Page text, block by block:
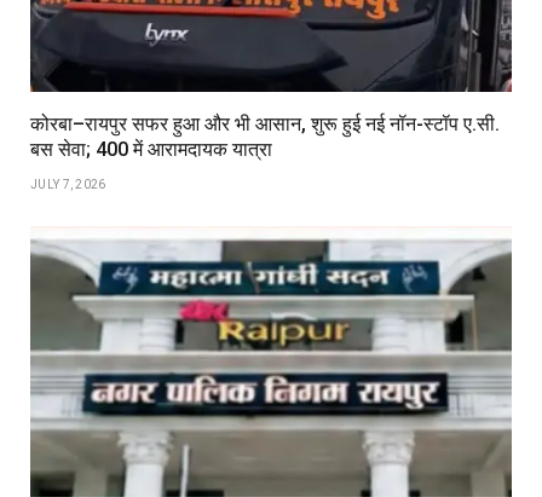
कोरबा–रायपुर सफर हुआ और भी आसान, शुरू हुई नई नॉन-स्टॉप ए.सी.
बस सेवा; ₹400 में आरामदायक यात्रा
JULY 7, 2026